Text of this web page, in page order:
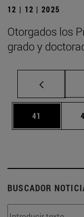
12 | 12 | 2025
Otorgados los
grado y
Página
41
BUSCADOR